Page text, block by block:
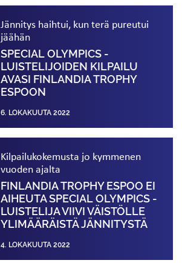
Jännitys haihtui, kun terä pureutui
jäähän
SPECIAL OLYMPICS -
LUISTELIJOIDEN KILPAILU
AVASI FINLANDIA TROPHY
ESPOON
6. LOKAKUUTA 2022
Kilpailukokemusta jo kymmenen
vuoden ajalta
FINLANDIA TROPHY ESPOO EI
AIHEUTA SPECIAL OLYMPICS -
LUISTELIJA VIIVI VÄISTÖLLE
YLIMÄÄRÄISTÄ JÄNNITYSTÄ
4. LOKAKUUTA 2022